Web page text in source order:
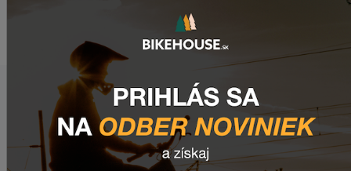
POSLEDNÉ PRIDANÉ PRODUKTY
Sedlo CHROMAG LIMBER